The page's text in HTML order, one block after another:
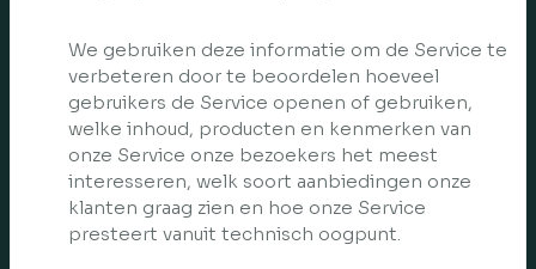
We gebruiken deze informatie om de Service te
verbeteren door te beoordelen hoeveel
gebruikers de Service openen of gebruiken,
welke inhoud, producten en kenmerken van
onze Service onze bezoekers het meest
interesseren, welk soort aanbiedingen onze
klanten graag zien en hoe onze Service
presteert vanuit technisch oogpunt.